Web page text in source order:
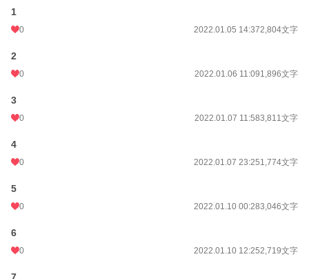
1
0 2022.01.05 14:372,804文字
2
0 2022.01.06 11:091,896文字
3
0 2022.01.07 11:583,811文字
4
0 2022.01.07 23:251,774文字
5
0 2022.01.10 00:283,046文字
6
0 2022.01.10 12:252,719文字